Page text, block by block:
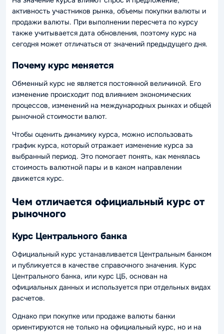
активность участников рынка, объемы покупки валюты и
продажи валюты. При выполнении пересчета по курсу
также учитывается дата обновления, поэтому курс на
сегодня может отличаться от значений предыдущего дня.
Почему курс меняется
Обменный курс не является постоянной величиной. Его
изменение происходит под влиянием экономических
процессов, изменений на международных рынках и общей
рыночной стоимости валют.
Чтобы оценить динамику курса, можно использовать
график курса, который отражает изменение курса за
выбранный период. Это помогает понять, как менялась
стоимость валютной пары и в каком направлении
движется курс.
Чем отличается официальный курс от
рыночного
Курс Центрального банка
Официальный курс устанавливается Центральным банком
и публикуется в качестве справочного значения. Курс
Центрального банка, или курс ЦБ, основан на
официальных данных и используется при отдельных видах
расчетов.
Однако при покупке или продаже валюты банки
ориентируются не только на официальный курс, но и на